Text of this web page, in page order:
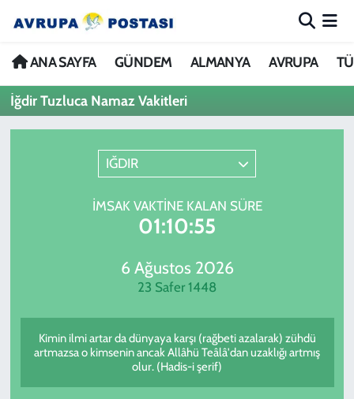
ANA SAYFA GÜNDEM ALMANYA AVRUPA
İğdir Tuzluca Namaz Vakitleri
IĞDIR
İMSAK VAKTINE KALAN SÜRE
01:10:55
6 Ağustos 2026
23 Safer 1448
Kimin ilmi artar da dünyaya karşı (rağbeti azalarak) zühdü
artmazsa o kimsenin ancak Allâhü Teâlâ'dan uzaklığı artmış
olur. (Hadis-i şerif)
ANA SAYFA
GÜNDEM
SPOR
Nöbetçi Eczaneler
Hava Durumu
Trafik Durumu
Avrupa Ligi Puan Durumu ve Fikstür
Tüm Manşetler
Haber Arşivi